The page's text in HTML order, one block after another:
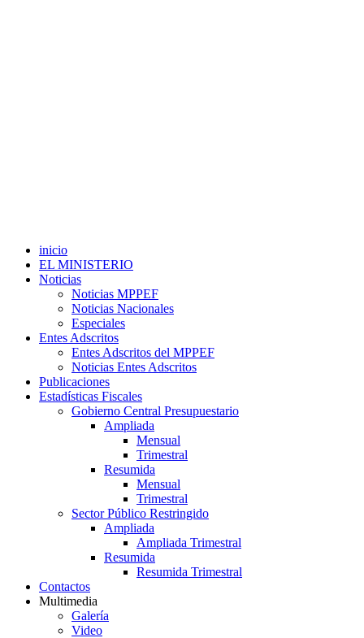
inicio
EL MINISTERIO
Noticias
Noticias MPPEF
Noticias Nacionales
Especiales
Entes Adscritos
Entes Adscritos del MPPEF
Noticias Entes Adscritos
Publicaciones
Estadísticas Fiscales
Gobierno Central Presupuestario
Ampliada
Mensual
Trimestral
Resumida
Mensual
Trimestral
Sector Público Restringido
Ampliada
Ampliada Trimestral
Resumida
Resumida Trimestral
Contactos
Multimedia
Galería
Video